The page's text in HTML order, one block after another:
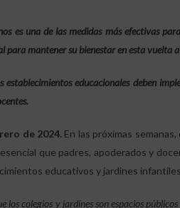
es una de las medidas más efectivas
para mantener su bienestar en esta vuelta a
establecimientos educacionales deben
de 2024. En las próximas
que padres, apoderados y
educativos y jardines
los colegios y jardines son espacios